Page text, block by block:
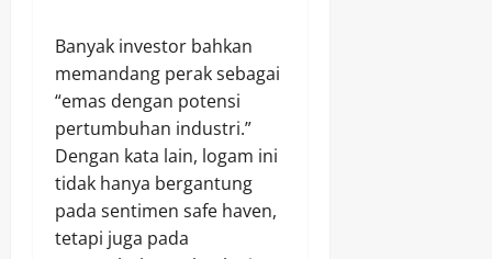
Banyak investor bahkan
memandang perak sebagai
“emas dengan potensi
pertumbuhan industri.”
Dengan kata lain, logam ini
tidak hanya bergantung
pada sentimen safe haven,
tetapi juga pada